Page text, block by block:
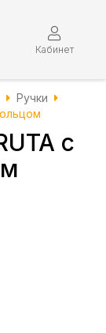
Кабинет
Ручки
с